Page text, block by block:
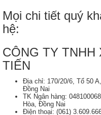
Mọi chi tiết quý
hệ:
CÔNG TY
TIẾN
Địa chỉ: 170/20/6, Tổ 50
Đồng Nai
TK Ngân hàng:
Hòa, Đồng Nai
Điện thoại: (061)